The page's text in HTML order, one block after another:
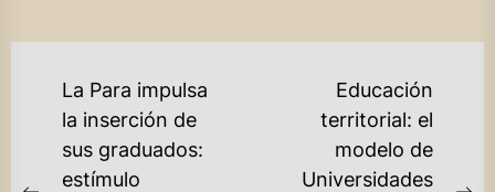
NAVEGACIÓN
ENTRADAS
La Para impulsa
la inserción de
sus graduados:
estímulo
Educación
territorial: el
modelo de
Universidades